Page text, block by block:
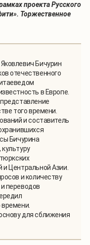
проекта Русского
Торжественное
Бичурин
отечественного
в Европе.
того времени.
и составитель
Бичурина
и Центральной Азии.
и количеству
переводов
времени.
для сближения